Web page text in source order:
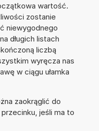
wartość.
zostanie
niewygodnego
długich listach
liczbą
wyręcza nas
w ciągu ułamka
zaokrąglić do
jeśli ma to